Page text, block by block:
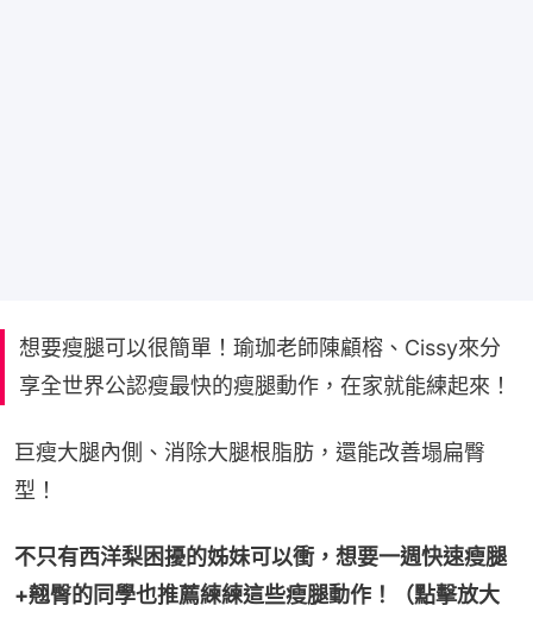
想要瘦腿可以很簡單！瑜珈老師陳顧榕、Cissy來分
享全世界公認瘦最快的瘦腿動作，在家就能練起來！
巨瘦大腿內側、消除大腿根脂肪，還能改善塌扁臀
型！
不只有西洋梨困擾的姊妹可以衝，想要一週快速瘦腿
+翹臀的同學也推薦練練這些瘦腿動作！（點擊放大